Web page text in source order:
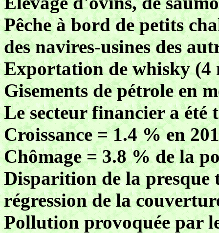
Pêche à bord de petits
des navires-usines des
Exportation de whisky (4
Gisements de pétrole en
Le secteur financier a été
Croissance = 1.4 % en
Chômage = 3.8 % de la
Disparition de la
régression de la
Pollution provoquée par